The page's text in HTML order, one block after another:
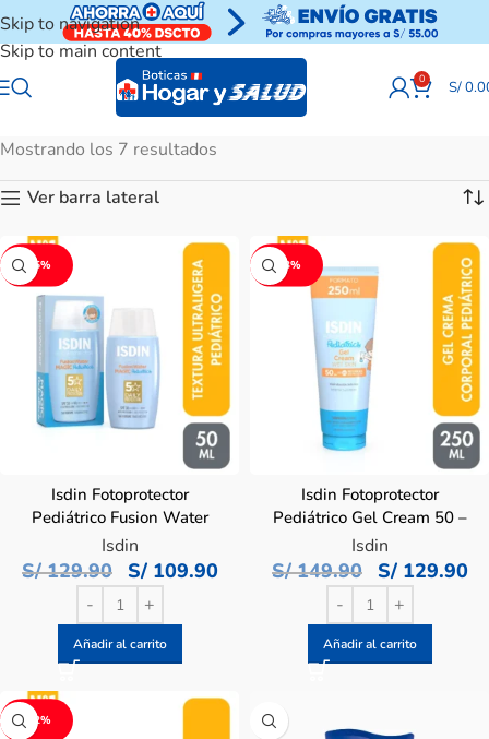
Skip to navigation
Skip to main content
0 S/
Mostrando los 7 resultados
Ver barra lateral
-15%
Isdin Fotoprotector
Pediátrico Fusion Water
SFF 50 – Frasco 50 ML
Isdin
S/129.90 S/109.90
Añadir al carrito
-13%
Isdin Fotoprotector
Pediátrico Gel Cream 50 –
Tubo 250 ML
Isdin
S/149.90 S/129.90
Añadir al carrito
-12%